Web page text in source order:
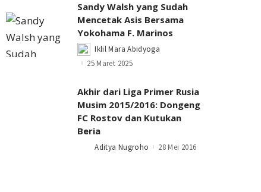
Sandy Walsh yang Sudah
Mencetak Asis Bersama
Yokohama F. Marinos
Posted
by
Iklil Mara Abidyoga
25 Maret 2025
Akhir dari Liga Primer Rusia
Musim 2015/2016: Dongeng
FC Rostov dan Kutukan
Beria
PostedAditya Nugroho 28 Mei 2016